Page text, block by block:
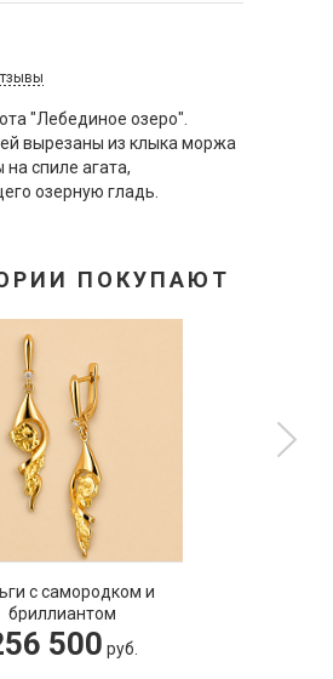
"Лебединое озеро".
вырезаны из клыка моржа
спиле агата,
озерную гладь.
ПОКУПАЮТ